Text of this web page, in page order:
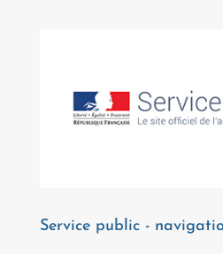
Service public -